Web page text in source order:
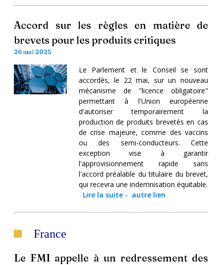
Accord sur les règles en matière de
brevets pour les produits critiques
26 mai 2025
Le Parlement et le Conseil se sont
accordés, le 22 mai, sur un nouveau
mécanisme de "licence obligatoire"
permettant à l'Union européenne
d'autoriser temporairement la
production de produits brevetés en cas
de crise majeure, comme des vaccins
ou des semi-conducteurs. Cette
exception vise à garantir
l'approvisionnement rapide sans
l'accord préalable du titulaire du brevet,
qui recevra une indemnisation équitable.
Lire la suite- autre lien
France
Le FMI appelle à un redressement des